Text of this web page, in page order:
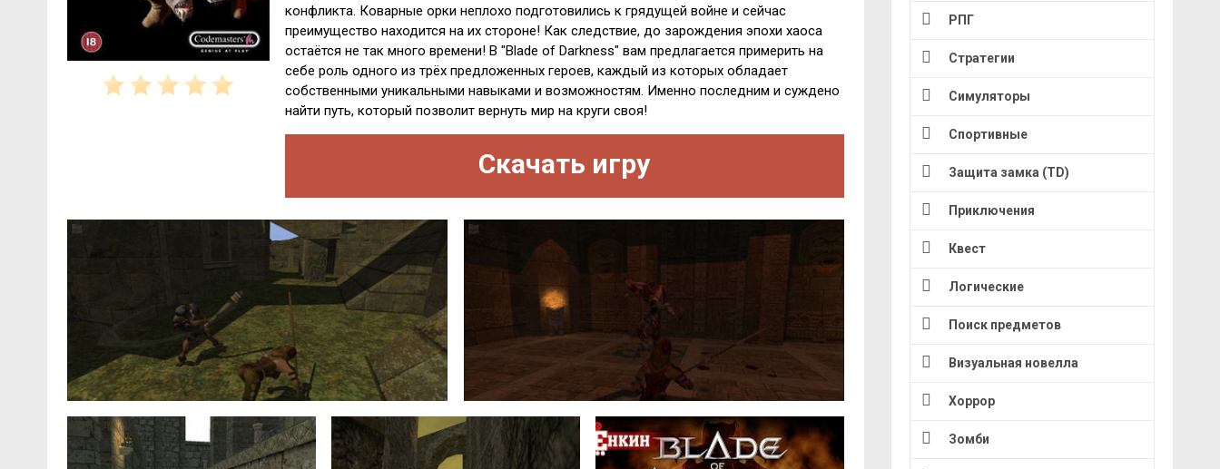
конфликта. Коварные орки неплохо подготовились к грядущей войне и сейчас
преимущество находится на их стороне! Как следствие, до зарождения эпохи хаоса
остаётся не так много времени! В "Blade of Darkness" вам предлагается примерить на
себе роль одного из трёх предложенных героев, каждый из которых обладает
собственными уникальными навыками и возможностям. Именно последним и суждено
найти путь, который позволит вернуть мир на круги своя!
Скачать игру
РПГ
Стратегии
Симуляторы
Спортивные
Защита замка (TD)
Приключения
Квест
Логические
Поиск предметов
Визуальная новелла
Хоррор
Зомби